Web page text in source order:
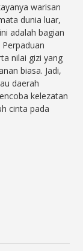
warisan
dunia luar,
adalah bagian
nilai gizi yang
biasa. Jadi,
daerah
kelezatan
cinta pada